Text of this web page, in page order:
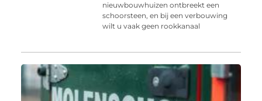
nieuwbouwhuizen ontbreekt een
schoorsteen, en bij een verbouwing
wilt u vaak geen rookkanaal